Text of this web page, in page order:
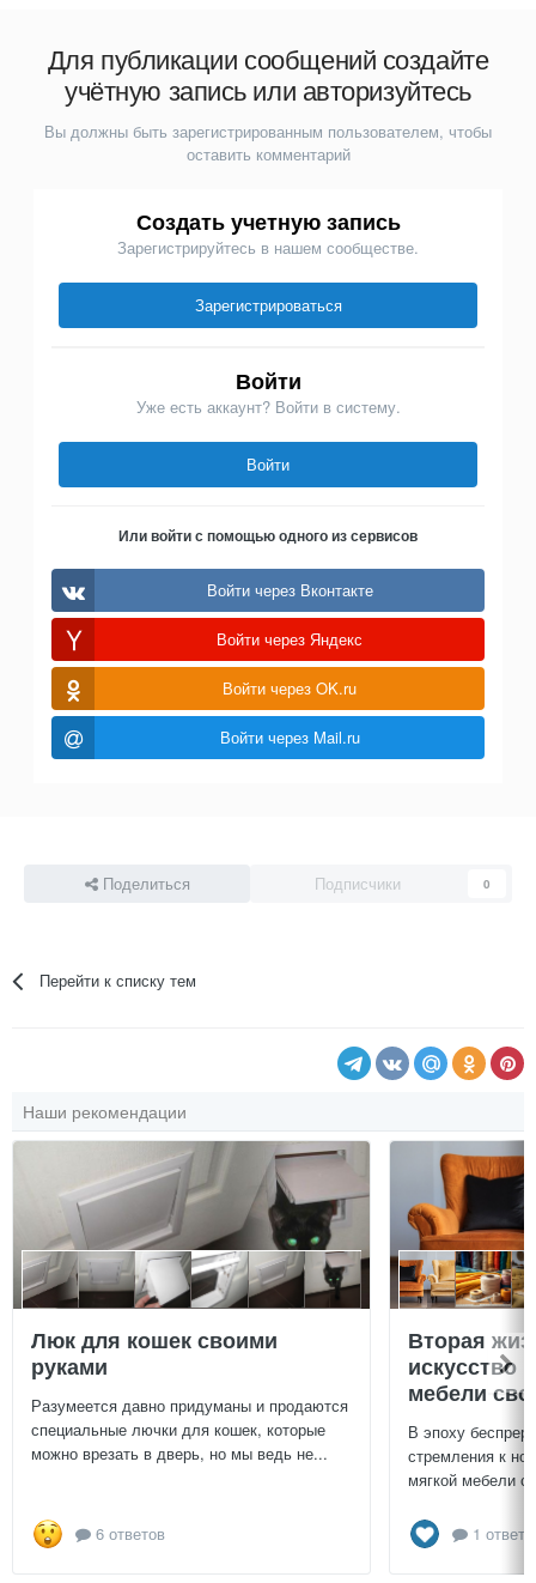
Для публикации сообщений создайте
учётную запись или авторизуйтесь
Вы должны быть зарегистрированным пользователем, чтобы
оставить комментарий
Создать учетную запись
Зарегистрируйтесь в нашем сообществе.
Зарегистрироваться
Войти
Уже есть аккаунт? Войти в систему.
Войти
Или войти с помощью одного из сервисов
Войти через Вконтакте
Войти через Яндекс
Войти через OK.ru
Войти через Mail.ru
Поделиться Подписчики 0
Перейти к списку тем
Наши рекомендации
Люк для кошек своими
руками
Разумеется давно придуманы и продаются
специальные лючки для кошек, которые
можно врезать в дверь, но мы ведь не...
6 ответов
Вторая
искусство
мебели
В эпоху
стремления к
мягкой мебели
1 ответ